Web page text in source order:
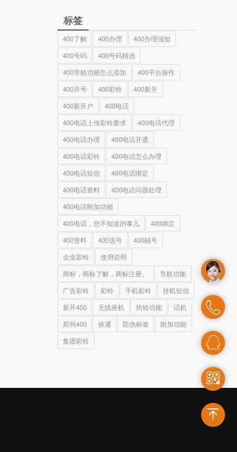
标签
400了解 400办理
400办理须知
400号码
400号码精选
400导航功能怎么添加
400平台操作
400开号
400彩铃
400新开
400新开户
400电话
400电话上传彩铃要求
400电话代理
400电话办理
400电话开通
400电话彩铃
400电话怎么办理
400电话短信
400电话绑定
400电话资料
400电话问题处理
400电话附加功能
400电话，您不知道的事儿
400绑定
400资料
400选号
400靓号
企业彩铃
使用说明
商标，商标了解，商标注册。
导航功能
广告彩铃
彩铃 手机彩铃
挂机短信
新开400
无线座机 炫铃功能
话机
郑州400
铁通 防伪标签
附加功能
集团彩铃